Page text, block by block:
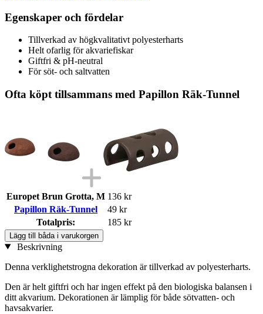
Egenskaper och fördelar
Tillverkad av högkvalitativt polyesterharts
Helt ofarlig för akvariefiskar
Giftfri & pH-neutral
För söt- och saltvatten
Ofta köpt tillsammans med Papillon Räk-Tunnel
Europet Brun Grotta, M 136 kr
Papillon Räk-Tunnel
49 kr
Totalpris:
185 kr
Lägg till båda i varukorgen
Beskrivning
Denna verklighetstrogna dekoration är tillverkad av polyesterharts.
Den är helt giftfri och har ingen effekt på den biologiska balansen i
ditt akvarium. Dekorationen är lämplig för både sötvatten- och
havsakvarier.